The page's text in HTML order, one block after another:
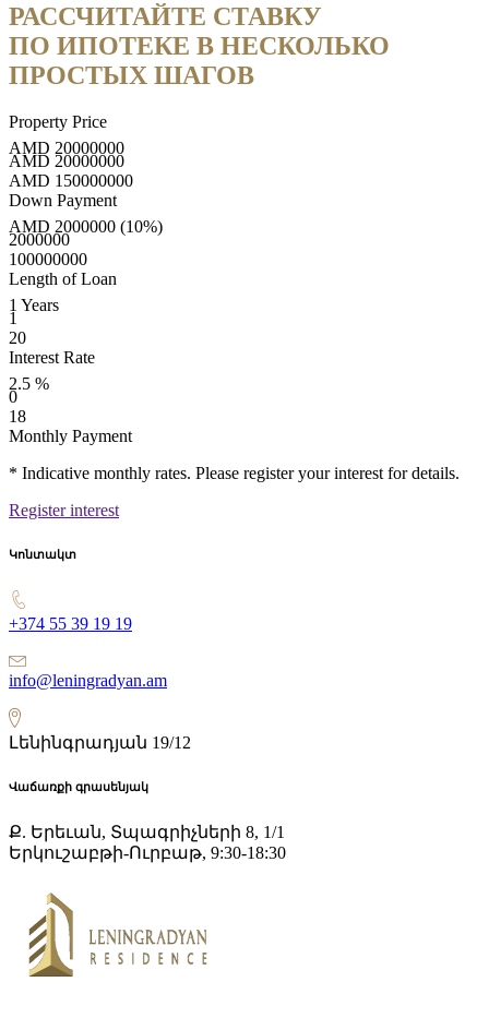
РАССЧИТАЙТЕ СТАВКУ
ПО ИПОТЕКЕ В НЕСКОЛЬКО
ПРОСТЫХ ШАГОВ
Property Price
AMD 20000000
AMD 20000000
AMD 150000000
Down Payment
AMD 2000000 (10%)
2000000
100000000
Length of Loan
1 Years
1
20
Interest Rate
2.5 %
0
18
Monthly Payment
* Indicative monthly rates. Please register your interest for details.
Register interest
Կոնտակտ
+374 55 39 19 19
info@leningradyan.am
Լենինգրադյան 19/12
Վաճառքի գրասենյակ
Ք. Երեւան, Տպագրիչների 8, 1/1
Երկուշաբթի-Ուրբաթ, 9:30-18:30